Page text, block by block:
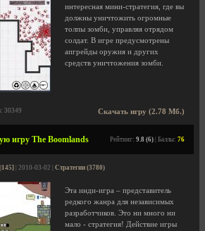
интересная мини-стратегия, где вы
должны уничтожить огромные
толпы зомби, управляя отрядом
солдат. В игре предусмотрены
апгрейды оружия и других
средств уничтожения зомби.
Скачать игру (2.78 Мб.)
30349
игру The Boomlands Рейтинг: 9.8 (6) | Баллы: 76
| 2010-03-02 | Стратегии (3780)
Эта инди-игра – представитель
редкого жанра для независимых
разработчиков. Это ни много ни
мало - стратегия! Действие игры